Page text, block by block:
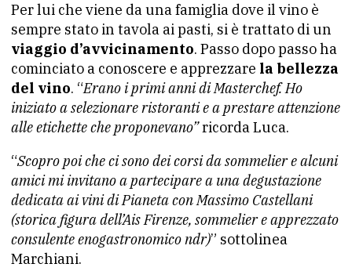
Per lui che viene da una famiglia dove il vino è
sempre stato in tavola ai pasti, si è trattato di un
viaggio d’avvicinamento. Passo dopo passo ha
cominciato a conoscere e apprezzare la bellezza
del vino. “Erano i primi anni di Masterchef. Ho
iniziato a selezionare ristoranti e a prestare attenzione
alle etichette che proponevano”ricorda Luca.
“Scopro poi che ci sono dei corsi da sommelier e alcuni
amici mi invitano a partecipare a una degustazione
dedicata ai vini di Pianeta con Massimo Castellani
(storica figura dell’Ais Firenze, sommelier e apprezzato
consulente enogastronomico ndr)” sottolinea
Marchiani.